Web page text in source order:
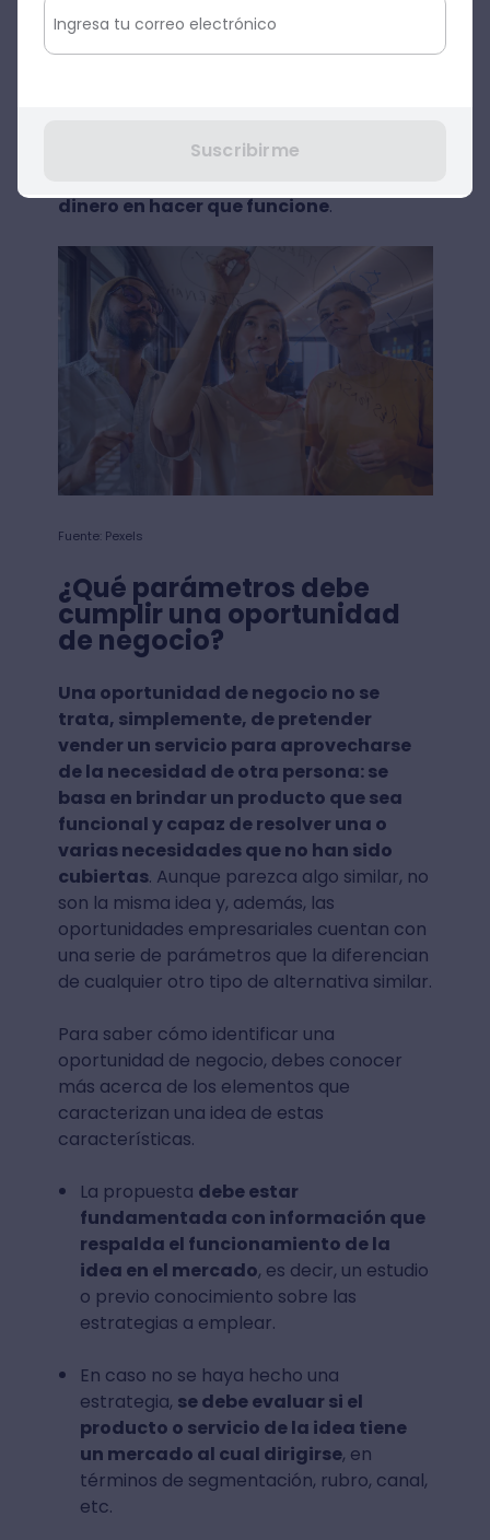
inspiracional, sin ser dirigida a la acción.
Esto debido a que al crear este
dinero en hacer que funcione.
Fuente: Pexels
¿Qué parámetros debe
cumplir una oportunidad
de negocio?
Una oportunidad de negocio no se
trata, simplemente, de pretender
vender un servicio para aprovecharse
de la necesidad de otra persona: se
basa en brindar un producto que sea
funcional y capaz de resolver una o
varias necesidades que no han sido
cubiertas. Aunque parezca algo similar, no
son la misma idea y, además, las
oportunidades empresariales cuentan con
una serie de parámetros que la diferencian
de cualquier otro tipo de alternativa similar.
Para saber cómo identificar una
oportunidad de negocio, debes conocer
más acerca de los elementos que
caracterizan una idea de estas
características.
La propuesta debe estar
fundamentada con información que
respalda el funcionamiento de la
idea en el mercado, es decir, un estudio
o previo conocimiento sobre las
estrategias a emplear.
En caso no se haya hecho una
estrategia, se debe evaluar si el
producto o servicio de la idea tiene
un mercado al cual dirigirse, en
términos de segmentación, rubro, canal,
etc.
Suscribirme